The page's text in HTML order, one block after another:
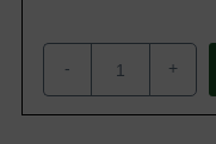
- +